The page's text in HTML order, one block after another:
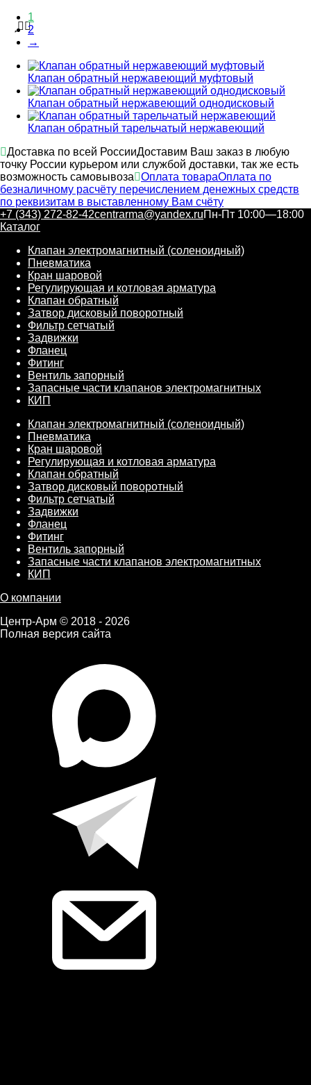
1
2
→
Клапан обратный нержавеющий муфтовый
Клапан обратный нержавеющий однодисковый
Клапан обратный тарельчатый нержавеющий
Доставка по всей РоссииДоставим Ваш заказ в любую
точку России курьером или службой доставки, так же есть
возможность самовывоза
Оплата товараОплата по
безналичному расчёту перечислением денежных средств
по реквизитам в выставленному Вам счёту
+7 (343) 272-82-42centrarma@yandex.ruПн-Пт 10:00—18:00
Каталог
Клапан электромагнитный (соленоидный)
Пневматика
Кран шаровой
Регулирующая и котловая арматура
Клапан обратный
Затвор дисковый поворотный
Фильтр сетчатый
Задвижки
Фланец
Фитинг
Вентиль запорный
Запасные части клапанов электромагнитных
КИП
Клапан электромагнитный (соленоидный)
Пневматика
Кран шаровой
Регулирующая и котловая арматура
Клапан обратный
Затвор дисковый поворотный
Фильтр сетчатый
Задвижки
Фланец
Фитинг
Вентиль запорный
Запасные части клапанов электромагнитных
КИП
О компании
Центр-Арм © 2018 - 2026
Полная версия сайта